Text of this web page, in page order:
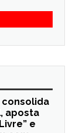
consolida
aposta
e